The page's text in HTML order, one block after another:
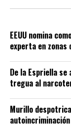
EEUU nomina
experta en
De la Espriella
tregua al
Murillo